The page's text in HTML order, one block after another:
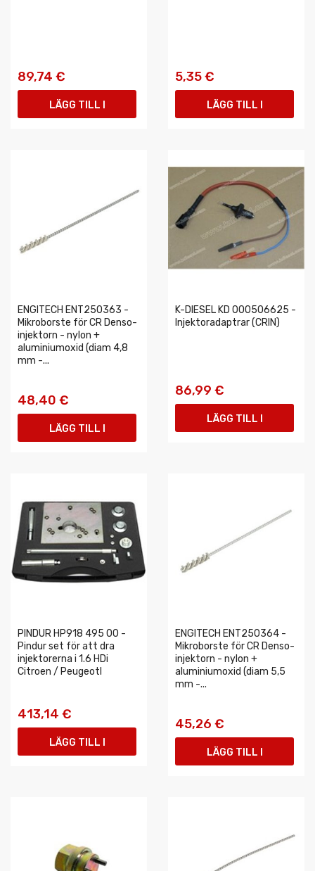
89,74 €
LÄGG TILL I
5,35 €
LÄGG TILL I
ENGITECH ENT250363 -
Mikroborste för CR Denso-
injektorn - nylon +
aluminiumoxid (diam 4,8
mm -...
48,40 €
LÄGG TILL I
K-DIESEL KD 000506625 -
Injektoradaptrar (CRIN)
86,99 €
LÄGG TILL I
PINDUR HP918 495 00 -
Pindur set för att dra
injektorerna i 1.6 HDi
Citroen / Peugeotl
413,14 €
LÄGG TILL I
ENGITECH ENT250364 -
Mikroborste för CR Denso-
injektorn - nylon +
aluminiumoxid (diam 5,5
mm -...
45,26 €
LÄGG TILL I